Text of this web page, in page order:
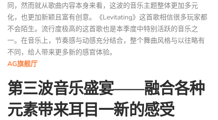
同，然而就从歌曲内容本身来看，这波的音乐主题整体更加多元
化，也更加新颖且富有创意。《Levitating》这首歌相信很多玩家都
不会陌生。流行度极高的这首歌也是本季度中特别活跃的音乐之
一。在音乐上，节奏感与动感充分结合，整个舞曲风格与以往略有
不同，给人带来更多新的感官体验。
AG旗舰厅
第三波音乐盛宴——融合各种
元素带来耳目一新的感受